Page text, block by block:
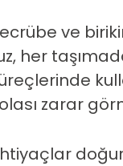
ve
her
zarar